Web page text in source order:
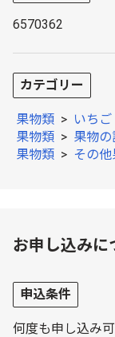
6570362
カテゴリー
果物類 > いちご
果物類 > 果物の
果物類 > その
お申し込みに
申込条件
何度も申し込み可